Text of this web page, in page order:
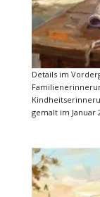
Details im
gemalt im Januar